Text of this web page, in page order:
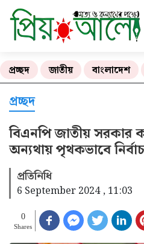
প্রচ্ছদ জাতীয় বাংলাদেশ
প্রচ্ছদ
বিএনপি জাতীয়
অন্যথায় পৃথকভাবে
প্রতিনিধি
6 September 2024 , 11:03
0
Shares